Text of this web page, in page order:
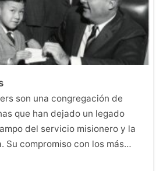
son una congregación de
que han dejado un legado
del servicio misionero y la
Su compromiso con los más…